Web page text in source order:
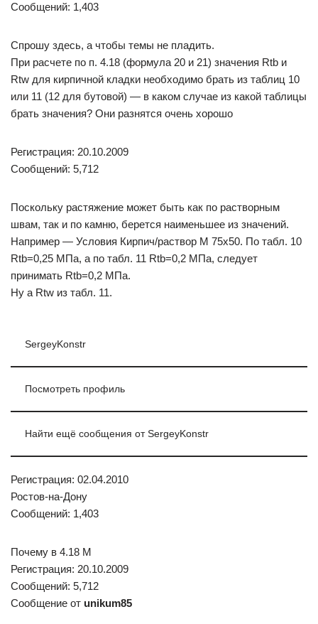
Сообщений: 1,403
Спрошу здесь, а чтобы темы не пладить.
При расчете по п. 4.18 (формула 20 и 21) значения Rtb и
Rtw для кирпичной кладки необходимо брать из таблиц 10
или 11 (12 для бутовой) — в каком случае из какой таблицы
брать значения? Они разнятся очень хорошо
Регистрация: 20.10.2009
Сообщений: 5,712
Поскольку растяжение может быть как по растворным
швам, так и по камню, берется наименьшее из значений.
Например — Условия Кирпич/раствор М 75х50. По табл. 10
Rtb=0,25 MПа, а по табл. 11 Rtb=0,2 MПа, следует
принимать Rtb=0,2 MПа.
Ну а Rtw из табл. 11.
SergeyKonstr
Посмотреть профиль
Найти ещё сообщения от SergeyKonstr
Регистрация: 02.04.2010
Ростов-на-Дону
Сообщений: 1,403
Почему в 4.18 M
Регистрация: 20.10.2009
Сообщений: 5,712
Сообщение от unikum85